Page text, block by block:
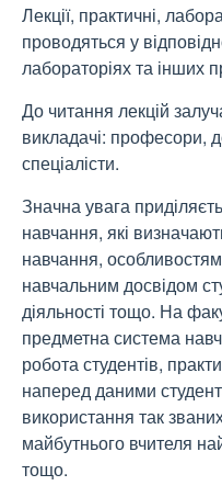
Лекції, практичні,
проводяться у
лабораторіях та інших
До читання лекцій
викладачі: професори,
спеціалісти.
Значна увага
навчання, які
навчання,
навчальним досвідом
діяльності тощо. На
предметна система
робота студентів,
наперед даними
використання так
майбутнього вчителя
тощо.